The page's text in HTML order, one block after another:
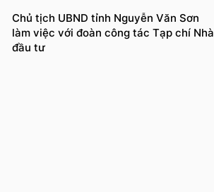
Chủ tịch UBND tỉnh Nguyễn Văn Sơn
làm việc với đoàn công tác Tạp chí Nhà
đầu tư